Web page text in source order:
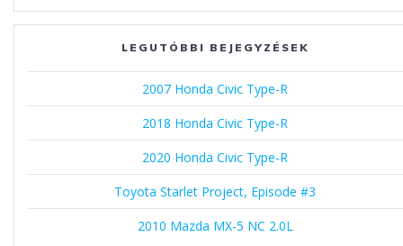
LEGUTÓBBI BEJEGYZÉSEK
2007 Honda Civic Type-R
2018 Honda Civic Type-R
2020 Honda Civic Type-R
Toyota Starlet Project, Episode #3
2010 Mazda MX-5 NC 2.0L